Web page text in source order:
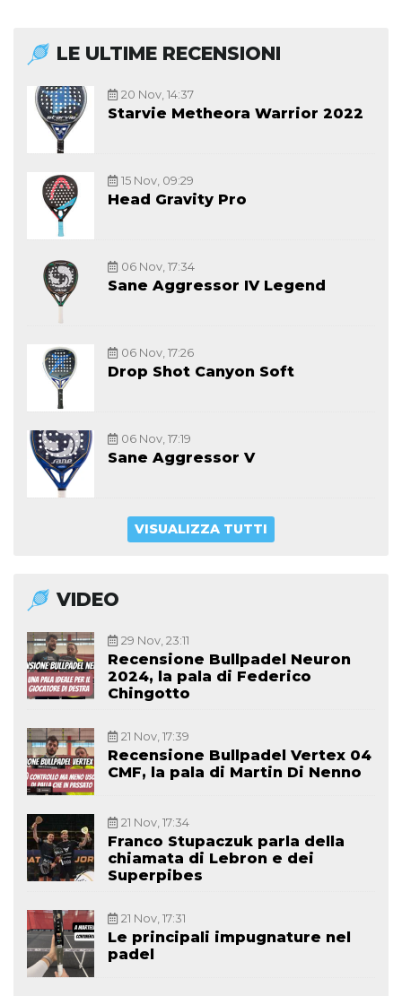
LE ULTIME RECENSIONI
20 Nov, 14:37
Starvie Metheora Warrior 2022
15 Nov, 09:29
Head Gravity Pro
06 Nov, 17:34
Sane Aggressor IV Legend
06 Nov, 17:26
Drop Shot Canyon Soft
06 Nov, 17:19
Sane Aggressor V
VISUALIZZA TUTTI
VIDEO
29 Nov, 23:11
Recensione Bullpadel Neuron
2024, la pala di Federico
Chingotto
21 Nov, 17:39
Recensione Bullpadel Vertex 04
CMF, la pala di Martin Di Nenno
21 Nov, 17:34
Franco Stupaczuk parla della
chiamata di Lebron e dei
Superpibes
21 Nov, 17:31
Le principali impugnature nel
padel